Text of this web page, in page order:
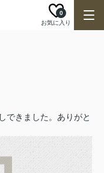
お気に入り
0
できました。ありがと